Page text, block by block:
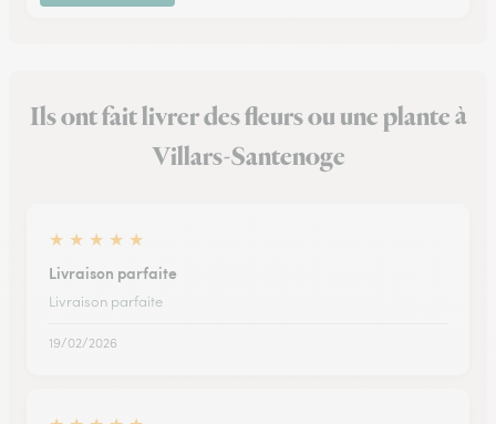
Ils ont fait livrer des fleurs ou une plante à
Villars-Santenoge
★ ★ ★ ★ ★
Livraison parfaite
Livraison parfaite
19/02/2026